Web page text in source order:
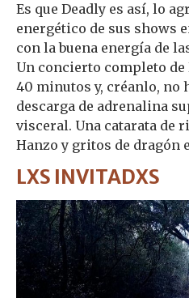
Es que Deadly es así, lo
energético de sus shows
con la buena energía de
Un concierto completo de
40 minutos y, créanlo, no
descarga de adrenalina
visceral. Una catarata de
Hanzo y gritos de dragón
LXS INVITADXS